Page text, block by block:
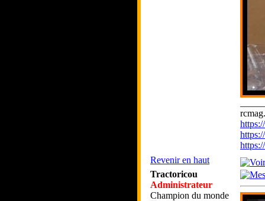
Revenir en haut
Tractoricou
Administrateur
Champion du monde